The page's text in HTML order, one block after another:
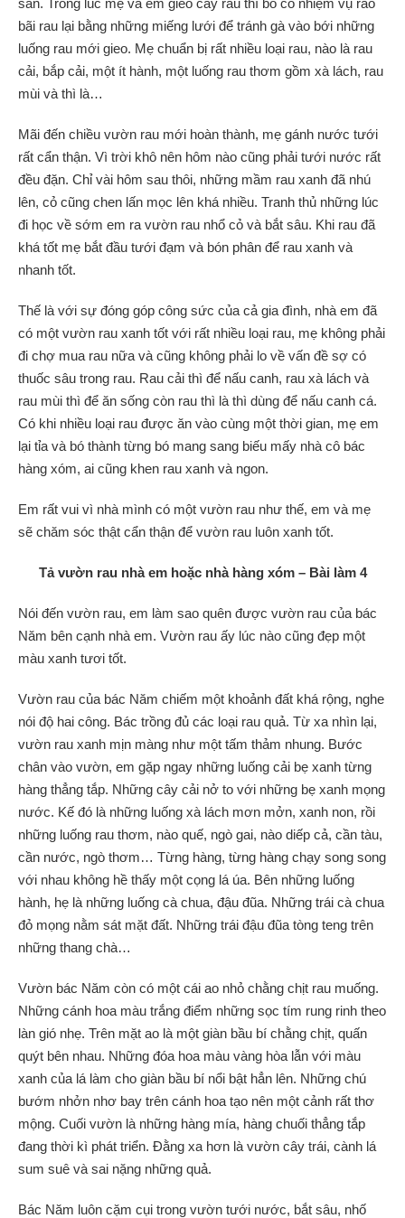
sẵn. Trong lúc mẹ và em gieo cấy rau thì bố có nhiệm vụ rào
bãi rau lại bằng những miếng lưới để tránh gà vào bới những
luống rau mới gieo. Mẹ chuẩn bị rất nhiều loại rau, nào là rau
cải, bắp cải, một ít hành, một luống rau thơm gồm xà lách, rau
mùi và thì là…
Mãi đến chiều vườn rau mới hoàn thành, mẹ gánh nước tưới
rất cẩn thận. Vì trời khô nên hôm nào cũng phải tưới nước rất
đều đặn. Chỉ vài hôm sau thôi, những mầm rau xanh đã nhú
lên, cỏ cũng chen lấn mọc lên khá nhiều. Tranh thủ những lúc
đi học về sớm em ra vườn rau nhổ cỏ và bắt sâu. Khi rau đã
khá tốt mẹ bắt đầu tưới đạm và bón phân để rau xanh và
nhanh tốt.
Thế là với sự đóng góp công sức của cả gia đình, nhà em đã
có một vườn rau xanh tốt với rất nhiều loại rau, mẹ không phải
đi chợ mua rau nữa và cũng không phải lo về vấn đề sợ có
thuốc sâu trong rau. Rau cải thì để nấu canh, rau xà lách và
rau mùi thì để ăn sống còn rau thì là thì dùng để nấu canh cá.
Có khi nhiều loại rau được ăn vào cùng một thời gian, mẹ em
lại tỉa và bó thành từng bó mang sang biếu mấy nhà cô bác
hàng xóm, ai cũng khen rau xanh và ngon.
Em rất vui vì nhà mình có một vườn rau như thế, em và mẹ
sẽ chăm sóc thật cẩn thận để vườn rau luôn xanh tốt.
Tả vườn rau nhà em hoặc nhà hàng xóm– Bài làm 4
Nói đến vườn rau, em làm sao quên được vườn rau của bác
Năm bên cạnh nhà em. Vườn rau ấy lúc nào cũng đẹp một
màu xanh tươi tốt.
Vườn rau của bác Năm chiếm một khoảnh đất khá rộng, nghe
nói độ hai công. Bác trồng đủ các loại rau quả. Từ xa nhìn lại,
vườn rau xanh mịn màng như một tấm thảm nhung. Bước
chân vào vườn, em gặp ngay những luống cải bẹ xanh từng
hàng thẳng tắp. Những cây cải nở to với những bẹ xanh mọng
nước. Kế đó là những luống xà lách mơn mởn, xanh non, rồi
những luống rau thơm, nào quế, ngò gai, nào diếp cả, cần tàu,
cần nước, ngò thơm… Từng hàng, từng hàng chạy song song
với nhau không hề thấy một cọng lá úa. Bên những luống
hành, hẹ là những luống cà chua, đậu đũa. Những trái cà chua
đỏ mọng nằm sát mặt đất. Những trái đậu đũa tòng teng trên
những thang chà…
Vườn bác Năm còn có một cái ao nhỏ chằng chịt rau muống.
Những cánh hoa màu trắng điểm những sọc tím rung rinh theo
làn gió nhẹ. Trên mặt ao là một giàn bầu bí chằng chịt, quấn
quýt bên nhau. Những đóa hoa màu vàng hòa lẫn với màu
xanh của lá làm cho giàn bầu bí nổi bật hẳn lên. Những chú
bướm nhởn nhơ bay trên cánh hoa tạo nên một cảnh rất thơ
mộng. Cuối vườn là những hàng mía, hàng chuối thẳng tắp
đang thời kì phát triển. Đằng xa hơn là vườn cây trái, cành lá
sum suê và sai nặng những quả.
Bác Năm luôn cặm cụi trong vườn tưới nước, bắt sâu, nhố